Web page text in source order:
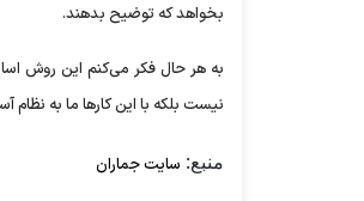
بخواهد که توضیح بدهند.
به هر حال فکر می‌کنم این روش
نیست بلکه با این کارها ما به نظام
منبع: سایت جماران